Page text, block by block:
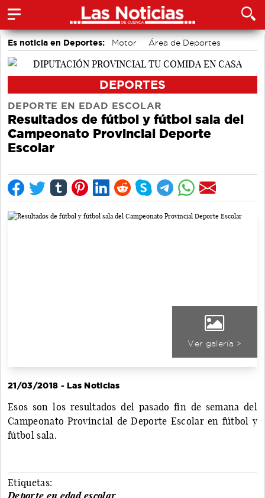
Es noticia en Deportes: Motor
Área de Deportes
Bádminton
DEPORTES
DEPORTE EN EDAD ESCOLAR
Resultados de fútbol y fútbol sala del
Campeonato Provincial Deporte
Escolar
Ver galería >
21/03/2018 - Las Noticias
Esos son los resultados del pasado fin de semana del
Campeonato Provincial de Deporte Escolar en fútbol y
fútbol sala.
Etiquetas:
Deporte en edad escolar